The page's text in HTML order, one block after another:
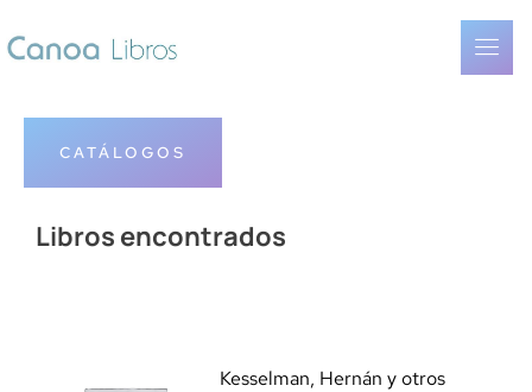
CATÁLOGOS
Libros encontrados
Kesselman, Hernán y otros